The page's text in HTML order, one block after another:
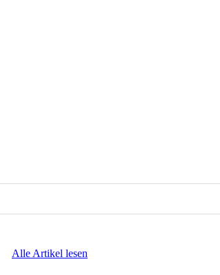
Alle Artikel lesen